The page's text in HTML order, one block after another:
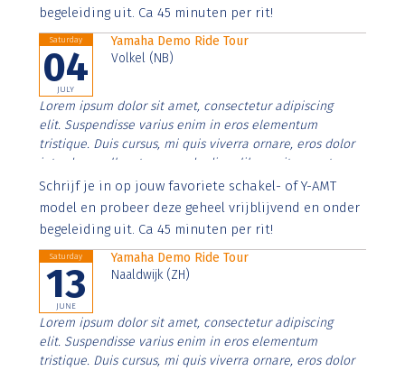
begeleiding uit. Ca 45 minuten per rit!
Saturday
04
JULY
Yamaha Demo Ride Tour
Volkel (NB)
Lorem ipsum dolor sit amet, consectetur adipiscing
elit. Suspendisse varius enim in eros elementum
tristique. Duis cursus, mi quis viverra ornare, eros dolor
interdum nulla, ut commodo diam libero vitae erat.
Aenean faucibus nibh et justo cursus id rutrum lorem
imperdiet. Nunc ut sem vitae risus tristique posuere.
Schrijf je in op jouw favoriete schakel- of Y-AMT
model en probeer deze geheel vrijblijvend en onder
begeleiding uit. Ca 45 minuten per rit!
Saturday
13
JUNE
Yamaha Demo Ride Tour
Naaldwijk (ZH)
Lorem ipsum dolor sit amet, consectetur adipiscing
elit. Suspendisse varius enim in eros elementum
tristique. Duis cursus, mi quis viverra ornare, eros dolor